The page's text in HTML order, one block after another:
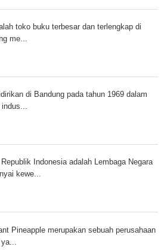
toko buku terbesar dan terlengkap di
me...
di Bandung pada tahun 1969 dalam
indus...
Indonesia adalah Lembaga Negara
kewe...
Pineapple merupakan sebuah perusahaan